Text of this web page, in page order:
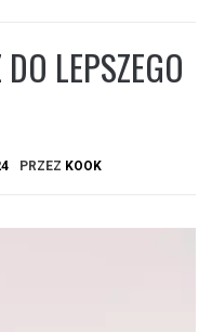
LEPSZEGO
PRZEZ KOOK